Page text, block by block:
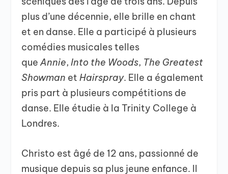
plus d’une décennie, elle brille en chant
et en danse. Elle a participé à plusieurs
comédies musicales telles
queAnnie,Into the Woods, The Greatest
Showman etHairspray. Elle a également
pris part à plusieurs compétitions de
danse. Elle étudie à la Trinity College à
Londres.
Christo est âgé de 12 ans, passionné de
musique depuis sa plus jeune enfance. Il